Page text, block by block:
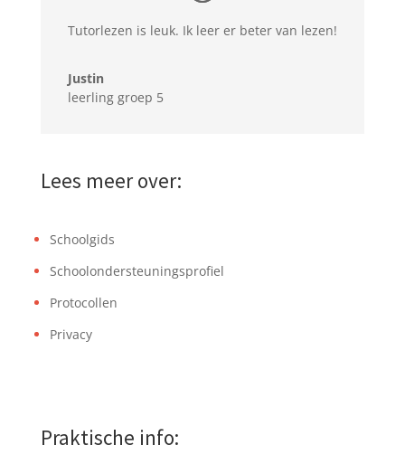
Tutorlezen is leuk. Ik leer er beter van lezen!
Justin
leerling groep 5
Lees meer over:
Schoolgids
Schoolondersteuningsprofiel
Protocollen
Privacy
Praktische info: